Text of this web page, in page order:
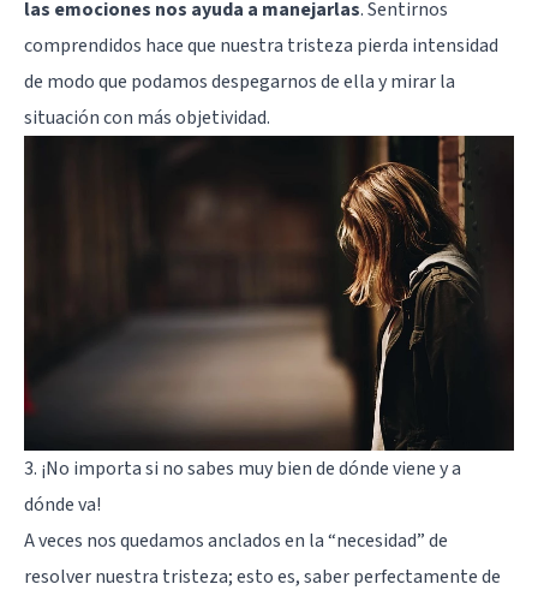
las emociones nos ayuda a manejarlas. Sentirnos
comprendidos hace que nuestra tristeza pierda intensidad
de modo que podamos despegarnos de ella y mirar la
situación con más objetividad.
3. ¡No importa si no sabes muy bien de dónde viene y a
dónde va!
A veces nos quedamos anclados en la “necesidad” de
resolver nuestra tristeza; esto es, saber perfectamente de